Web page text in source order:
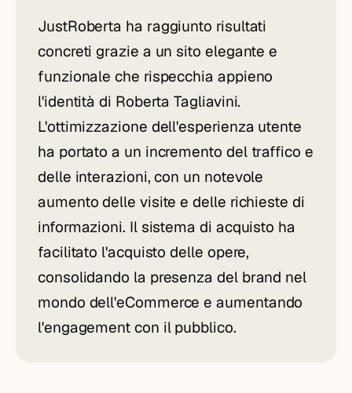
JustRoberta ha raggiunto risultati
concreti grazie a un sito elegante e
funzionale che rispecchia appieno
l'identità di Roberta Tagliavini.
L'ottimizzazione dell'esperienza utente
ha portato a un incremento del traffico e
delle interazioni, con un notevole
aumento delle visite e delle richieste di
informazioni. Il sistema di acquisto ha
facilitato l'acquisto delle opere,
consolidando la presenza del brand nel
mondo dell'eCommerce e aumentando
l'engagement con il pubblico.